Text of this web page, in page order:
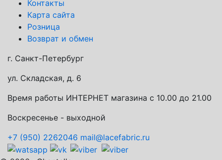
Контакты
Карта сайта
Розница
Возврат и обмен
г. Санкт-Петербург
ул. Складская, д. 6
Время работы ИНТЕРНЕТ магазина с 10.00 до 21.00
Воскресенье - выходной
+7 (950) 2262046 mail@lacefabric.ru